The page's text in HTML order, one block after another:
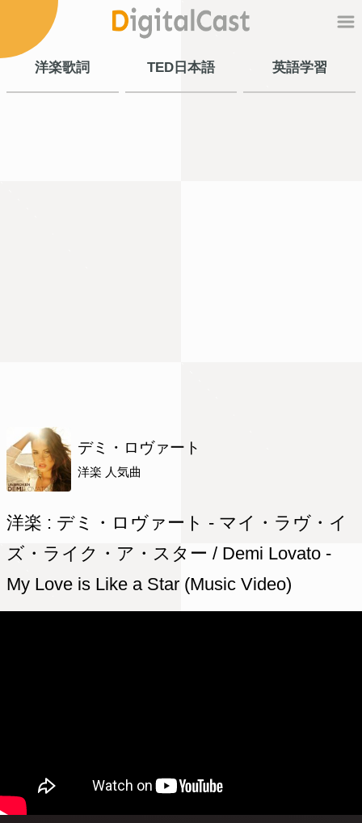
洋楽歌詞 TED日本語 英語学習
デミ・ロヴァート
洋楽 人気曲
洋楽 : デミ・ロヴァート - マイ・ラヴ・イ
ズ・ライク・ア・スター / Demi Lovato -
My Love is Like a Star (Music Video)